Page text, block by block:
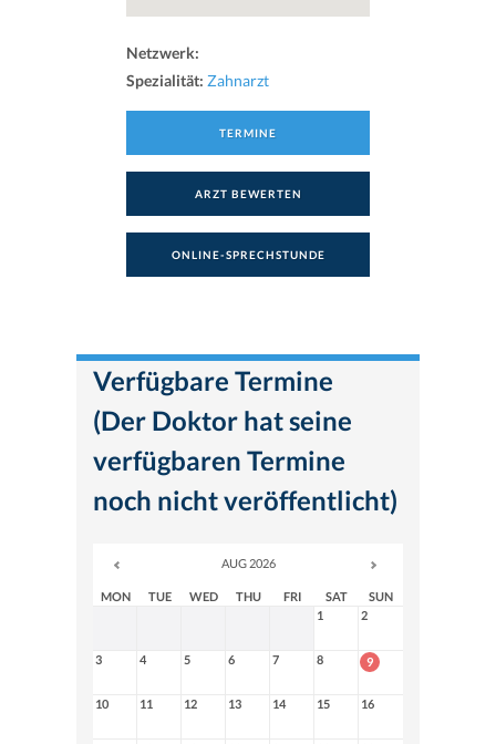
Netzwerk:
Spezialität: Zahnarzt
TERMINE
ARZT BEWERTEN
ONLINE-SPRECHSTUNDE
Verfügbare Termine
(Der Doktor hat seine
verfügbaren Termine
noch nicht veröffentlicht)
AUG 2026
MON TUE WED THU FRI SAT
SUN
1
2
3 4 5 6 7 8 9
10 11 12 13 14 15 16